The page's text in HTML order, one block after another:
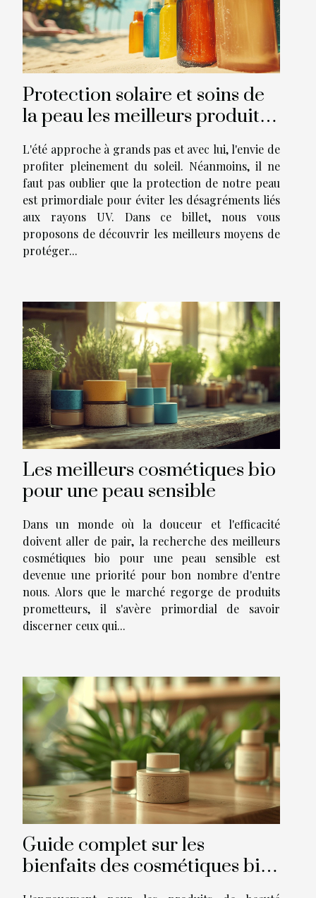
Protection solaire et soins de
la peau les meilleurs produits
pour votre été
L'été approche à grands pas et avec lui, l'envie de
profiter pleinement du soleil. Néanmoins, il ne
faut pas oublier que la protection de notre peau
est primordiale pour éviter les désagréments liés
aux rayons UV. Dans ce billet, nous vous
proposons de découvrir les meilleurs moyens de
protéger...
Les meilleurs cosmétiques bio
pour une peau sensible
Dans un monde où la douceur et l'efficacité
doivent aller de pair, la recherche des meilleurs
cosmétiques bio pour une peau sensible est
devenue une priorité pour bon nombre d'entre
nous. Alors que le marché regorge de produits
prometteurs, il s'avère primordial de savoir
discerner ceux qui...
Guide complet sur les
bienfaits des cosmétiques bio